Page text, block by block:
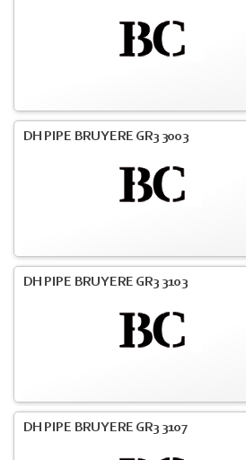
DH PIPE BRUYERE GR3 3003
DH PIPE BRUYERE GR3 3103
DH PIPE BRUYERE GR3 3107